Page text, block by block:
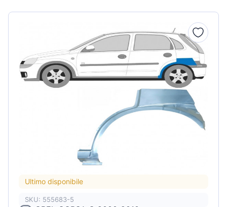
Ultimo disponibile
SKU: 555683-5